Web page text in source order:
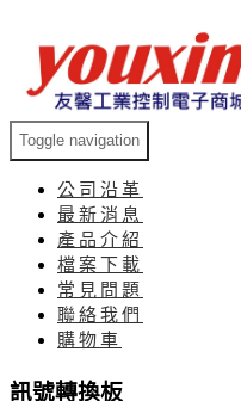
Toggle navigation
公司沿革
最新消息
產品介紹
檔案下載
常見問題
聯絡我們
購物車
訊號轉換板